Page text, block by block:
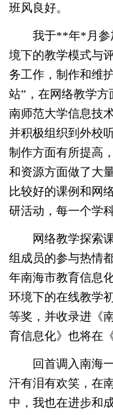
班风良好。
我于**年*月参
境下的教学模式与
务工作，制作和维
站”，在网络教学
南师范大学信息技
并积极组织到外校
制作方面有所提高
和资源方面做了大
比较好的课例和网
研活动，每一个学
网络教学探索
组成员的参与热情
年南海市教育信息
环境下的在线教学
等奖，并收录进《
育信息化》也将在
回首调入南海
汗有泪有欢笑，在
中，我也在进步和